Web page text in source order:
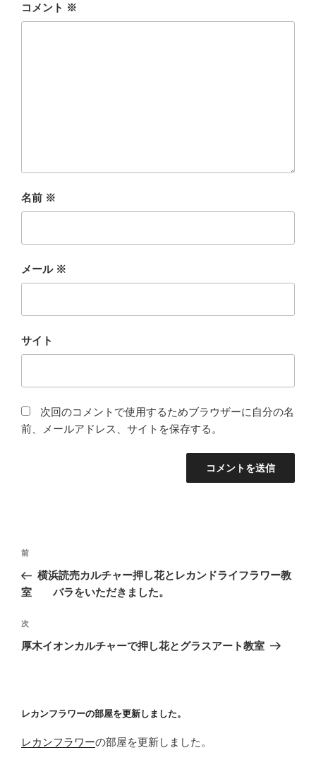
コメント ※
名前 ※
メール ※
サイト
次回のコメントで使用するためブラウザーに自分の名
前、メールアドレス、サイトを保存する。
投
ナ
ゲ
ー
前
の
投
前
横浜読売カルチャー押し花とレカンドライフラワー教
室 バラをいただきました。
次
の
次
厚木イオンカルチャーで押し花とグラスアート教室
レカンフラワーの部屋を更新しました。
レカンフラワーの部屋を更新しました。